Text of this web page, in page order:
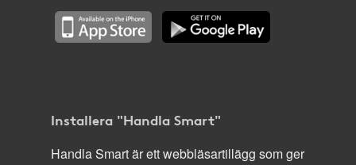
Installera "Handla Smart"
Handla Smart är ett webbläsartillägg som ger